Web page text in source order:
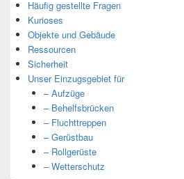
Häufig gestellte Fragen
Kurioses
Objekte und Gebäude
Ressourcen
Sicherheit
Unser Einzugsgebiet für
– Aufzüge
– Behelfsbrücken
– Fluchttreppen
– Gerüstbau
– Rollgerüste
– Wetterschutz